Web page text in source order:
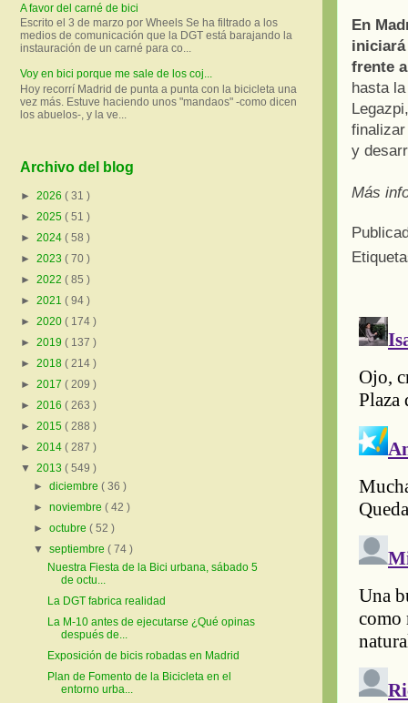
En
iniciará
frente
hasta
y
Más
A favor del carné de bici
Escrito el 3 de marzo por Wheels Se ha filtrado a los
medios de comunicación que la DGT está barajando la
instauración de un carné para co...
Voy en bici porque me sale de los coj...
Hoy recorrí Madrid de punta a punta con la bicicleta una
vez más. Estuve haciendo unos "mandaos" -como dicen
los abuelos-, y la ve...
Archivo del blog
► 2026 ( 31 )
► 2025 ( 51 )
► 2024 ( 58 )
► 2023 ( 70 )
► 2022 ( 85 )
► 2021 ( 94 )
► 2020 ( 174 )
► 2019 ( 137 )
► 2018 ( 214 )
► 2017 ( 209 )
► 2016 ( 263 )
► 2015 ( 288 )
► 2014 ( 287 )
▼ 2013 ( 549 )
►diciembre( 36 )
►noviembre( 42 )
►octubre( 52 )
▼septiembre( 74 )
Nuestra Fiesta de la Bici urbana, sábado 5
de octu...
La DGT fabrica realidad
La M-10 antes de ejecutarse ¿Qué opinas
después de...
Exposición de bicis robadas en Madrid
Plan de Fomento de la Bicicleta en el
entorno urba...